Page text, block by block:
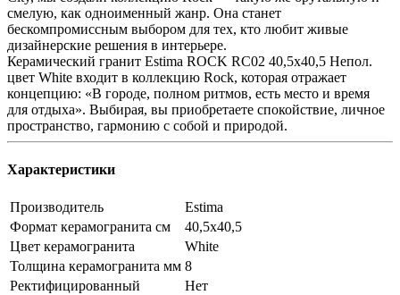
смелую, как одноименный жанр. Она станет
бескомпромиссным выбором для тех, кто любит живые
дизайнерские решения в интерьере.
Керамический гранит Estima ROCK RC02 40,5x40,5 Непол.
цвет White входит в коллекцию Rock, которая отражает
концепцию: «В городе, полном ритмов, есть место и время
для отдыха». Выбирая, вы приобретаете cпокойствие, личное
пространство, гармонию с собой и природой.
Характеристики
Производитель
Estima
Формат керамогранита см
40,5х40,5
Цвет керамогранита
White
Толщина керамогранита мм 8
Ректифицированный
Нет